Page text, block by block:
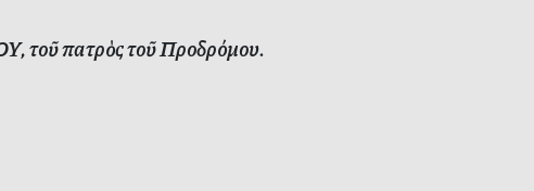
τοῦ πατρὸς τοῦ Προδρόμου.